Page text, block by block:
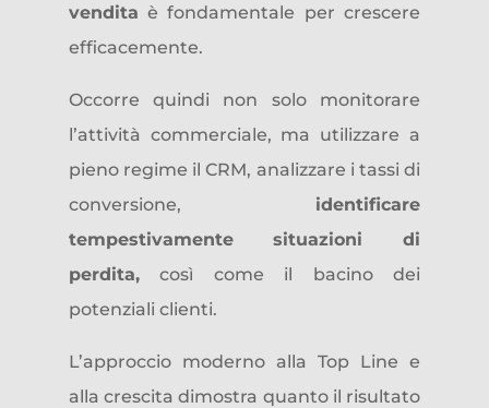
vendita è fondamentale per crescere
efficacemente.
Occorre quindi non solo monitorare
l’attività commerciale, ma utilizzare a
pieno regime il CRM, analizzare i tassi di
conversione, identificare
tempestivamente situazioni di
perdita,così come il bacino dei
potenziali clienti.
L’approccio moderno alla Top Line e
alla crescita dimostra quanto il risultato